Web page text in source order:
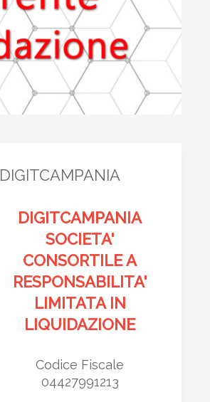
DIGITCAMPANIA
DIGITCAMPANIA
SOCIETA'
CONSORTILE A
RESPONSABILITA'
LIMITATA IN
LIQUIDAZIONE
Codice Fiscale
04427991213